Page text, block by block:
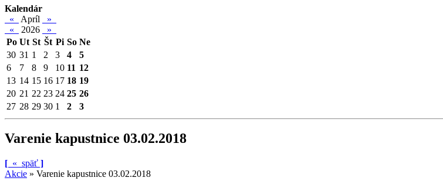
Kalendár
«
Apríl
»
«
2026
»
Po Ut St Št Pi So Ne
30 31 1 2 3 4
5
6
7 8 9 10 11 12
13 14 15 16 17 18 19
20 21 22 23 24 25 26
27 28 29 30 1 2 3
Varenie kapustnice 03.02.2018
[ « späť ]
Akcie » Varenie kapustnice 03.02.2018